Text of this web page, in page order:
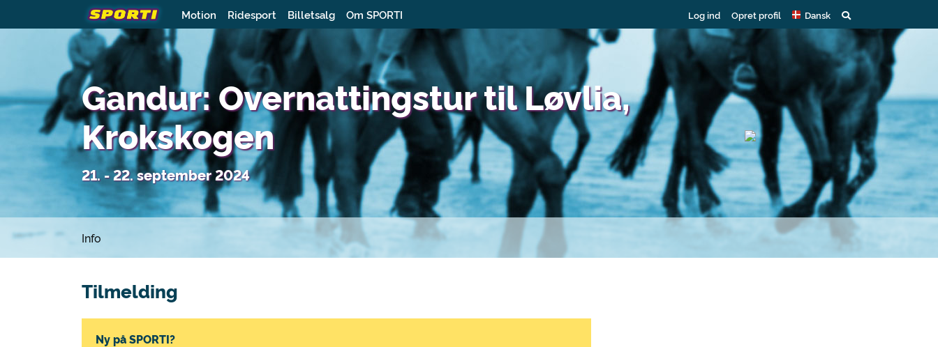
Motion Ridesport Billetsalg Om SPORTI Log ind Opret profil Dansk
Gandur: Overnattingstur til Løvlia,
Krokskogen
21. - 22. september 2024
Info
Tilmelding
Ny på SPORTI?